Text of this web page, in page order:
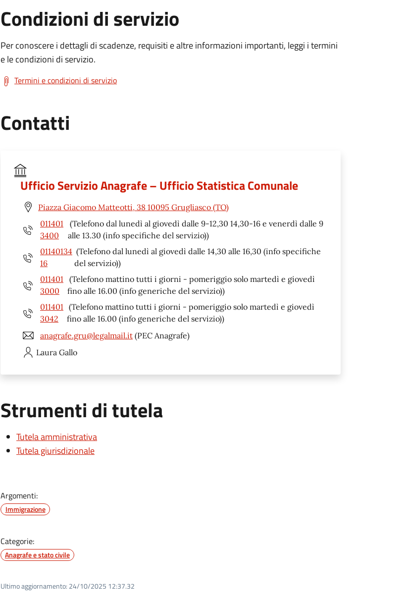
Condizioni di servizio
Per conoscere i dettagli di scadenze, requisiti e altre informazioni importanti, leggi i termini
e le condizioni di servizio.
Termini e condizioni di servizio
Contatti
Ufficio Servizio Anagrafe – Ufficio Statistica Comunale
Piazza Giacomo Matteotti, 38 10095 Grugliasco (TO)
011401
3400
(Telefono dal lunedì al giovedì dalle 9-12,30 14,30-16 e venerdì dalle 9
alle 13.30 (info specifiche del servizio))
01140134
16
(Telefono dal lunedì al giovedì dalle 14,30 alle 16,30 (info specifiche
del servizio))
011401
3000
(Telefono mattino tutti i giorni - pomeriggio solo martedì e giovedì
fino alle 16.00 (info generiche del servizio))
011401
3042
(Telefono mattino tutti i giorni - pomeriggio solo martedì e giovedì
fino alle 16.00 (info generiche del servizio))
anagrafe.gru@legalmail.it (PEC Anagrafe)
Laura Gallo
Strumenti di tutela
Tutela amministrativa
Tutela giurisdizionale
Argomenti:
Immigrazione
Categorie:
Anagrafe e stato civile
Ultimo aggiornamento: 24/10/2025 12:37.32